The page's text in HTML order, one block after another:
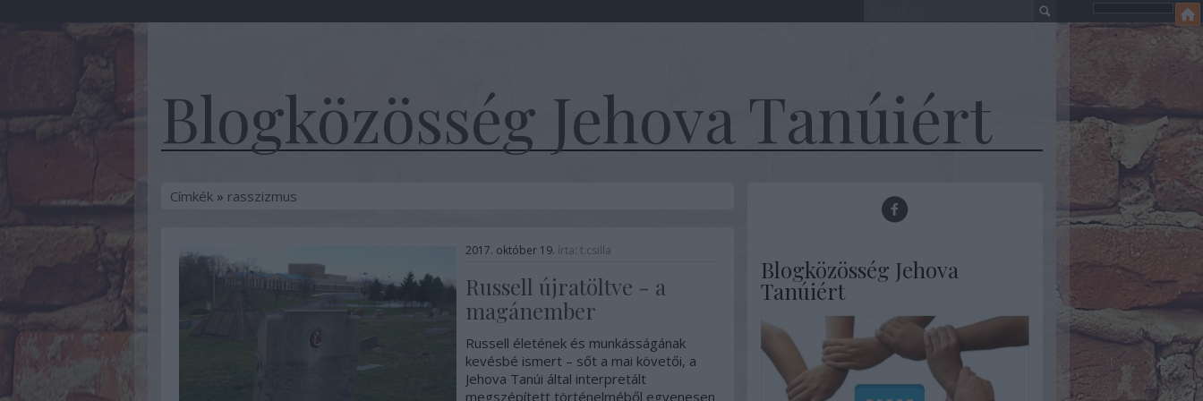
Blogközösség Jehova Tanúiért
Címkék» rasszizmus
2017. október 19. írta: t.csilla
Russell újratöltve - a
magánember
Russell életének és munkásságának
kevésbé ismert – sőt a mai követői, a
Jehova Tanúi által interpretált
megszépített történelméből egyenesen
Blogközösség Jehova
Tanúiért